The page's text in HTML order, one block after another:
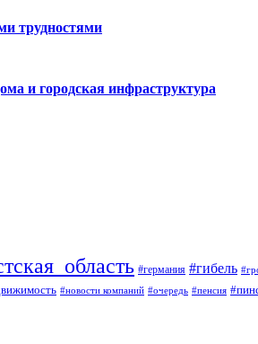
трудностями
и городская инфраструктура
#германия #гибель
#новости компаний #очередь #пенсия